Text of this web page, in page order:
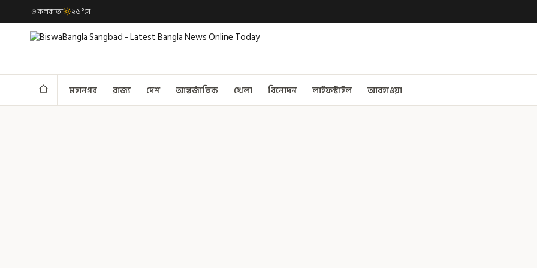
কলকাতা ২৬°সে
মহানগর রাজ্য দেশ আন্তর্জাতিক খেলা বিনোদন লাইফস্টাইল আবহাওয়া